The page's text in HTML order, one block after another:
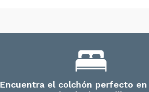
Encuentra el colchón perfecto